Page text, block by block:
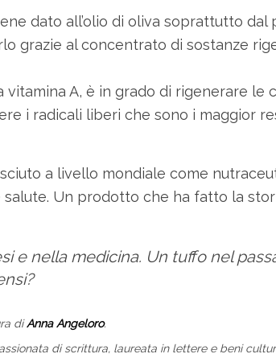
dato all’olio di oliva soprattutto dal
grazie al concentrato di sostanze
vitamina A, è in grado di rigenerare le
i radicali liberi che sono i maggior
a livello mondiale come
Un prodotto che ha fatto la
e nella medicina. Un tuffo nel
diAnna Angeloro.
di scrittura, laureata in lettere e beni